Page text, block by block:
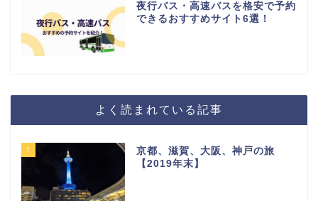
夜行バス・高速バスを格安で予約
できるおすすめサイト6選！
よく読まれている記事
1
京都、滋賀、大阪、神戸の旅
【2019年末】